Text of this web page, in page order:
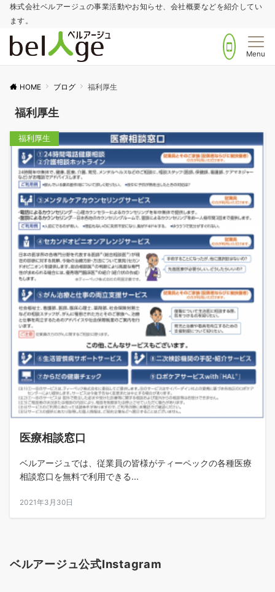
株式会社ベルアージュの事業活動やお知らせ、会社概要などを紹介してい
ます。
Menu
HOME ブログ 福利厚生
福利厚生
福利厚生
医療相談窓口
ベルアージュでは、従業員の皆様がティーペックの各種医療
相談窓口を無料で利用できる...
2021年3月30日
ベルアージュ公式Instagram